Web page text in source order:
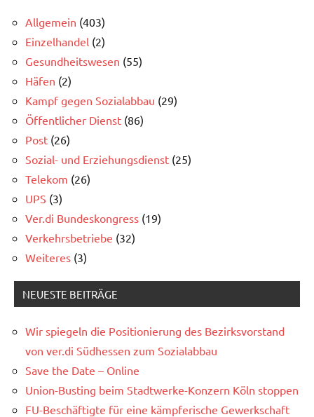
Allgemein (403)
Einzelhandel (2)
Gesundheitswesen (55)
Häfen (2)
Kampf gegen Sozialabbau (29)
Öffentlicher Dienst (86)
Post (26)
Sozial- und Erziehungsdienst (25)
Telekom (26)
UPS (3)
Ver.di Bundeskongress (19)
Verkehrsbetriebe (32)
Weiteres (3)
NEUESTE BEITRÄGE
Wir spiegeln die Positionierung des Bezirksvorstand
von ver.di Südhessen zum Sozialabbau
Save the Date – Online
Union-Busting beim Stadtwerke-Konzern Köln stoppen
FU-Beschäftigte für eine kämpferische Gewerkschaft